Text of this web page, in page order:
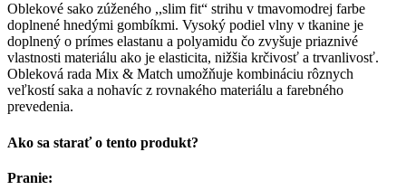
Oblekové sako zúženého ,,slim fit“ strihu v tmavomodrej farbe
doplnené hnedými gombíkmi. Vysoký podiel vlny v tkanine je
doplnený o prímes elastanu a polyamidu čo zvyšuje priaznivé
vlastnosti materiálu ako je elasticita, nižšia krčivosť a trvanlivosť.
Obleková rada Mix & Match umožňuje kombináciu rôznych
veľkostí saka a nohavíc z rovnakého materiálu a farebného
prevedenia.
Ako sa starať o tento produkt?
Pranie: